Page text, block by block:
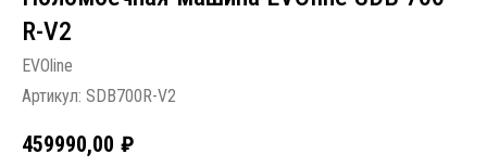
R-V2
EVOline
Артикул: SDB700R-V2
459990,00 ₽